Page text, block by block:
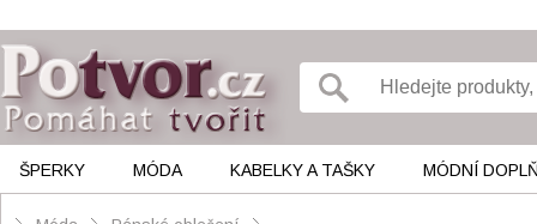
ŠPERKY MÓDA KABELKY A TAŠKY MÓDNÍ